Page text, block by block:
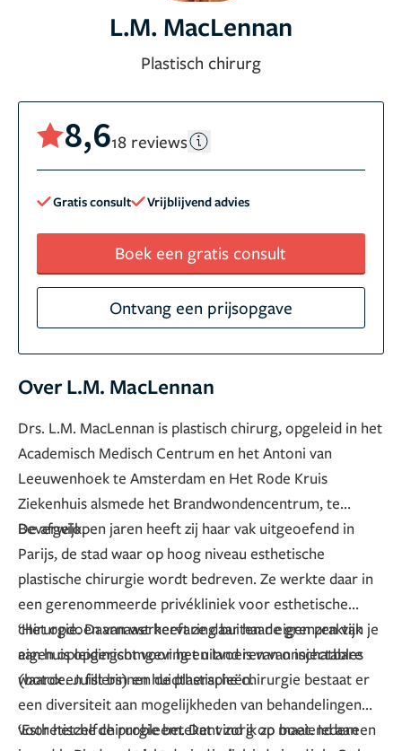
L.M. MacLennan
Plastisch chirurg
8,618 reviews
Gratis consult Vrijblijvend advies
Boek een gratis consult
Ontvang een prijsopgave
Over L.M. MacLennan
Drs. L.M. MacLennan is plastisch chirurg, opgeleid in het
Academisch Medisch Centrum en het Antoni van
Leeuwenhoek te Amsterdam en Het Rode Kruis
Ziekenhuis alsmede het Brandwondencentrum, te
Beverwijk.
De afgelopen jaren heeft zij haar vak uitgeoefend in
Parijs, de stad waar op hoog niveau esthetische
plastische chirurgie wordt bedreven. Ze werkte daar in
een gerenommeerde privékliniek voor esthetische
chirurgie. Daarnaast heeft ze daar haar eigen praktijk
aan huis opgericht voor het uitvoeren van injectables
(botox en fillers) en huidtherapieën.
‘Het opdoen van werkervaring buiten de grenzen van je
eigen opleidingsomgeving en land is van onschatbare
waarde. Juist binnen de plastische chirurgie bestaat er
een diversiteit aan mogelijkheden van behandelingen
voor hetzelfde probleem. Dat vind ik zo boeiend aan
‘Esthetische chirurgie betekent zorg op maat. Iedereen